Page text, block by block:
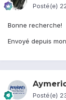
Posté(e)
Bonne recherche!
Envoyé depuis
Posté(e)